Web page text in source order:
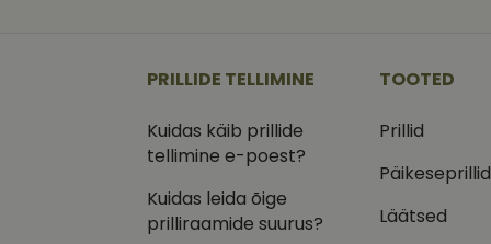
PRILLIDE TELLIMINE
Kuidas käib prillide
tellimine e-poest?
Kuidas leida õige
prilliraamide suurus?
TOOTED
Prillid
Päikeseprillid
Läätsed
_fbp
Inc.